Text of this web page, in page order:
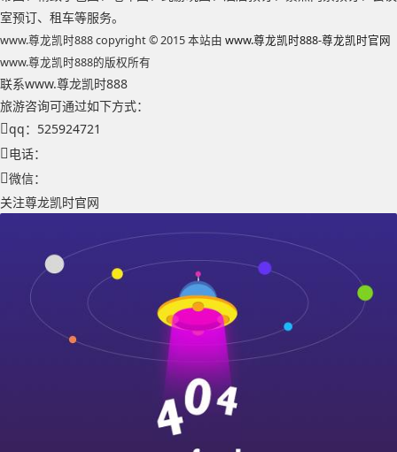
室预订、租车等服务。
www.尊龙凯时888 copyright © 2015 本站由 www.尊龙凯时888-尊龙凯时官网
www.尊龙凯时888的版权所有
联系www.尊龙凯时888
旅游咨询可通过如下方式：
qq：525924721
电话：
微信：
关注尊龙凯时官网